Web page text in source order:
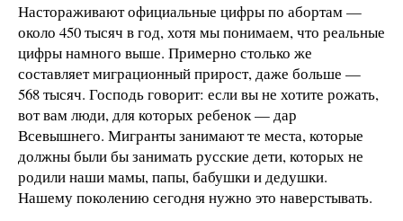
Настораживают официальные цифры по абортам —
около 450 тысяч в год, хотя мы понимаем, что реальные
цифры намного выше. Примерно столько же
составляет миграционный прирост, даже больше —
568 тысяч. Господь говорит: если вы не хотите рожать,
вот вам люди, для которых ребенок — дар
Всевышнего. Мигранты занимают те места, которые
должны были бы занимать русские дети, которых не
родили наши мамы, папы, бабушки и дедушки.
Нашему поколению сегодня нужно это наверстывать.